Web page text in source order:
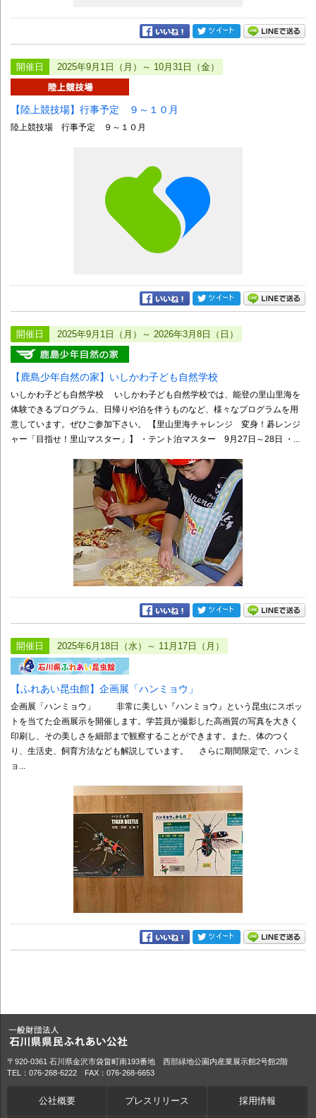
開催日 2025年9月1日（月）～ 10月31日（金）
【陸上競技場】行事予定 ９～１０月
陸上競技場 行事予定 ９～１０月
開催日 2025年9月1日（月）～ 2026年3月8日（日）
【鹿島少年自然の家】いしかわ子ども自然学校
いしかわ子ども自然学校 いしかわ子ども自然学校では、能登の里山里海を
体験できるプログラム、日帰りや泊を伴うものなど、様々なプログラムを用
意しています。ぜひご参加下さい。 【里山里海チャレンジ 変身！碁レンジ
ャー「目指せ！里山マスター」】 ・テント泊マスター 9月27日～28日 ・...
開催日 2025年6月18日（水）～ 11月17日（月）
【ふれあい昆虫館】企画展「ハンミョウ」
企画展「ハンミョウ」 非常に美しい『ハンミョウ』という昆虫にスポッ
トを当てた企画展示を開催します。学芸員が撮影した高画質の写真を大きく
印刷し、その美しさを細部まで観察することができます。また、体のつく
り、生活史、飼育方法なども解説しています。 さらに期間限定で、ハンミ
ョ...
〒920-0361 石川県金沢市袋畠町南193番地 西部緑地公園内産業展示館2号館2階
TEL：076-268-6222 FAX：076-268-6653
公社概要 プレスリリース 採用情報